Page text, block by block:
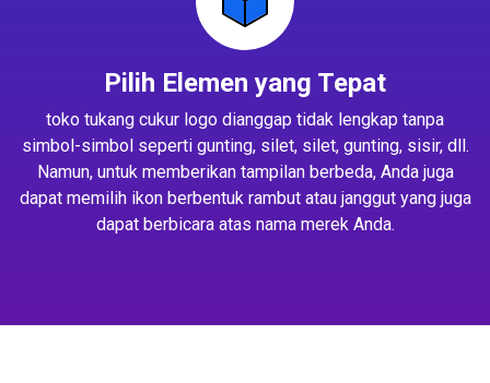
Pilih Elemen yang Tepat
toko tukang cukur logo dianggap tidak lengkap tanpa
simbol-simbol seperti gunting, silet, silet, gunting, sisir, dll.
Namun, untuk memberikan tampilan berbeda, Anda juga
dapat memilih ikon berbentuk rambut atau janggut yang juga
dapat berbicara atas nama merek Anda.